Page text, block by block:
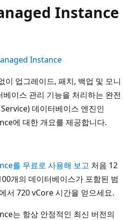
Instance
Instance
이 업그레이드, 패치, 백업 및 모니
이스 관리 기능을 처리하는 완전
데이터베이스 엔진인
에 대한 개요를 제공합니다.
를 무료로 사용해 보고 처음 12
개의 데이터베이스가 포함된 범
서 720 vCore 시간을 얻으세요.
는 항상 안정적인 최신 버전의